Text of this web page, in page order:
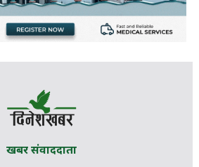
खबर संवाददाता